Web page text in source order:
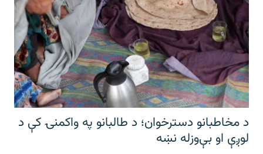
د مخاطبانو دسترخوان؛ د طالبانو په واکمنۍ کې د
لوږې او بې‌وزله نښه